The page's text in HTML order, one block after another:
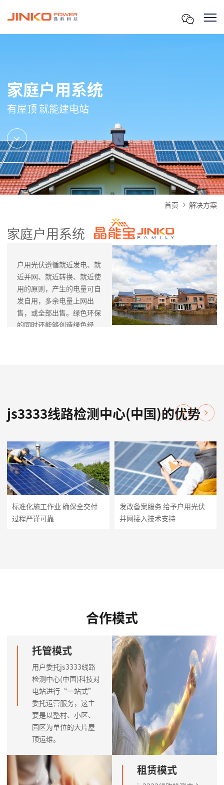
家庭户用系统
有屋顶 就能建电站
首页 解决方案
家庭户用系统
户用光伏遵循就近发电、就
近并网、就近转换、就近使
用的原则，产生的电量可自
发自用，多余电量上网出
售，或全部出售。绿色环保
的同时还能够创造绿色经
庭用户提供系统勘测、选
营维护等全方位一条龙服
务。针对不同发电场景形成
特定方案，帮助客户获得更
高收益。
js3333线路检测中心(中国)的优势
标准化施工作业 确保全交付
过程严谨可靠
发改备案服务 给予户用光伏
并网接入技术支持
合作模式
托管模式
用户委托js3333线路
检测中心(中国)科技对
电站进行“一站式”
委托运营服务，这主
要是以整村、小区、
园区为单位的大片屋
顶运维。
租赁模式